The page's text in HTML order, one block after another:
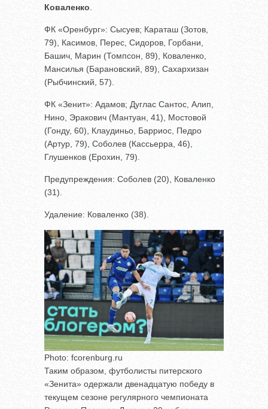
Коваленко.
ФК «Оренбург»: Сысуев; Караташ (Зотов,
79), Касимов, Перес, Сидоров, Горбани,
Башич, Марин (Томпсон, 89), Коваленко,
Мансилья (Барановский, 89), Сахархизан
(Рыбчинский, 57).
ФК «Зенит»: Адамов; Дуглас Сантос, Алип,
Нино, Эракович (Мантуан, 41), Мостовой
(Гонду, 60), Клаудиньо, Барриос, Педро
(Артур, 79), Соболев (Кассьерра, 46),
Глушенков (Ерохин, 79).
Предупреждения: Соболев (20), Коваленко
(31).
Удаление: Коваленко (38).
Photo: fcorenburg.ru
Таким образом, футболисты питерского
«Зенита» одержали двенадцатую победу в
текущем сезоне регулярного чемпионата